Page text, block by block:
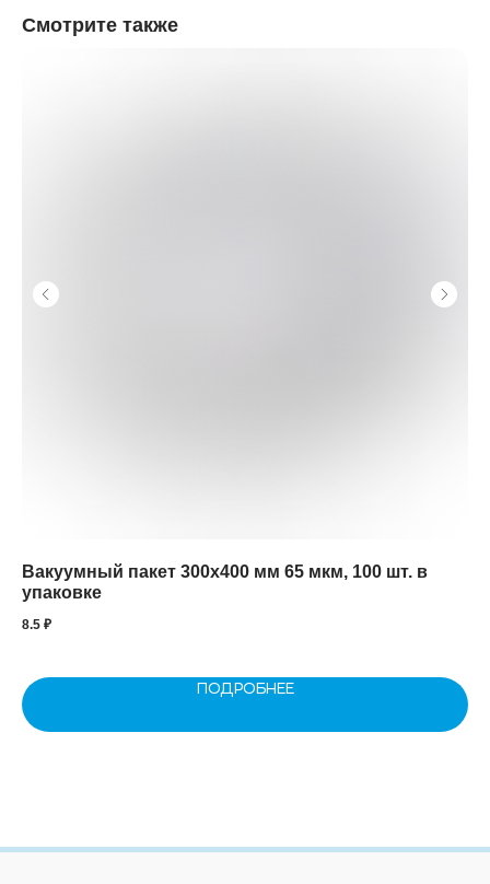
Смотрите также
Вакуумный пакет 300х400 мм 65 мкм, 100 шт. в
упаковке
8.5 ₽
ПОДРОБНЕЕ